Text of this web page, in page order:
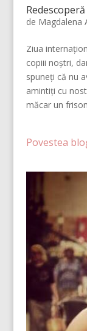
de Magdalena
Ziua
copiii noștri,
spuneți că nu
amintiți cu
măcar un
Povestea